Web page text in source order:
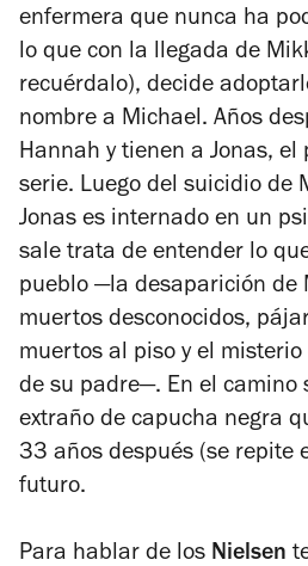
enfermera que nunca ha
lo que con la llegada de
recuérdalo), decide
nombre a Michael. Años
Hannah y tienen a Jonas,
serie. Luego del suicidio de
Jonas es internado en un
sale trata de entender lo
pueblo —la desaparición de
muertos desconocidos,
muertos al piso y el
de su padre—. En el camino
extraño de capucha negra
33 años después (se repite
futuro.
Para hablar de los Nielsen